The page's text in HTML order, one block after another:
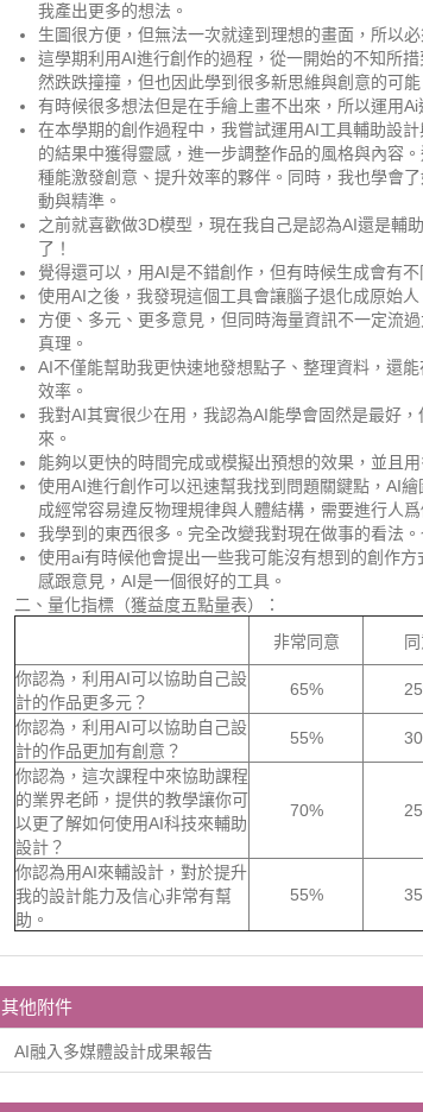
我產出更多的想法。
生圖很方便，但無法一次就達到理想的畫面，所以
這學期利用AI進行創作的過程，從一開始的不知所
然跌跌撞撞，但也因此學到很多新思維與創意的可能
有時候很多想法但是在手繪上畫不出來，所以運用
在本學期的創作過程中，我嘗試運用AI工具輔助設
的結果中獲得靈感，進一步調整作品的風格與內容
種能激發創意、提升效率的夥伴。同時，我也學會
動與精準。
之前就喜歡做3D模型，現在我自己是認為AI還是輔
了！
覺得還可以，用AI是不錯創作，但有時候生成會有不
使用AI之後，我發現這個工具會讓腦子退化成原始人
方便、多元、更多意見，但同時海量資訊不一定流
真理。
AI不僅能幫助我更快速地發想點子、整理資料，還
效率。
我對AI其實很少在用，我認為AI能學會固然是最好
來。
能夠以更快的時間完成或模擬出預想的效果，並且
使用AI進行創作可以迅速幫我找到問題關鍵點，AI
成經常容易違反物理規律與人體結構，需要進行人爲
我學到的東西很多。完全改變我對現在做事的看法
使用ai有時候他會提出一些我可能沒有想到的創作
感跟意見，AI是一個很好的工具。
二、量化指標（獲益度五點量表）：
非常同意
你認為，利用AI可以協助自己設
計的作品更多元？
65%
你認為，利用AI可以協助自己設
計的作品更加有創意？
55%
你認為，這次課程中來協助課程
的業界老師，提供的教學讓你可
以更了解如何使用AI科技來輔助
設計？
70%
你認為用AI來輔設計，對於提升
我的設計能力及信心非常有幫
助。
55%
其他附件
AI融入多媒體設計成果報告